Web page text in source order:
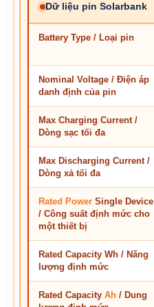
Dữ liệu pin Solarbank
Battery Type / Loại pin
Nominal Voltage / Điện áp
danh định của pin
Max Charging Current /
Dòng sạc tối đa
Max Discharging Current /
Dòng xả tối đa
Rated PowerSingle Device
/ Công suất định mức cho
một thiết bị
Rated Capacity Wh / Năng
lượng định mức
Rated Capacity Ah/ Dung